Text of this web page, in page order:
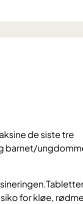
de siste tre
barnet/
for kløe,